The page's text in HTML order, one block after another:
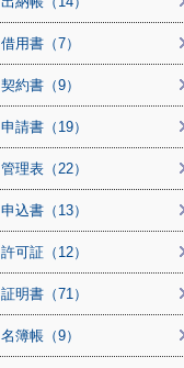
借用書（7）
契約書（9）
申請書（19）
管理表（22）
申込書（13）
許可証（12）
証明書（71）
名簿帳（9）